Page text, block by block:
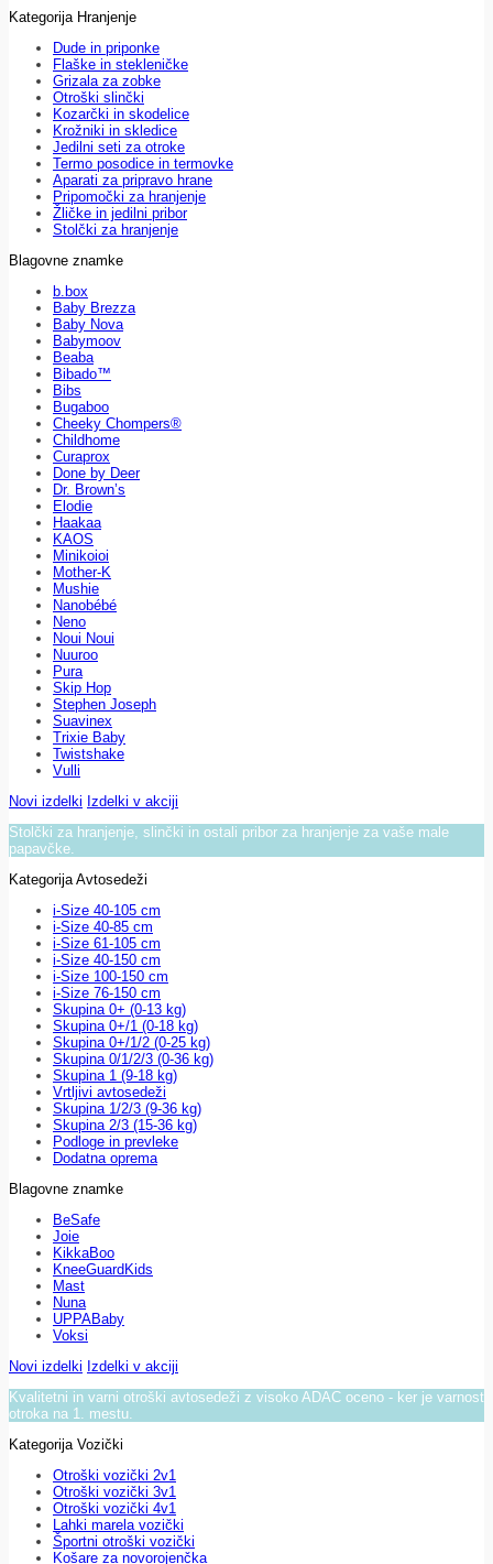
Kategorija Hranjenje
Dude in priponke
Flaške in stekleničke
Grizala za zobke
Otroški slinčki
Kozarčki in skodelice
Krožniki in skledice
Jedilni seti za otroke
Termo posodice in termovke
Aparati za pripravo hrane
Pripomočki za hranjenje
Žličke in jedilni pribor
Stolčki za hranjenje
Blagovne znamke
b.box
Baby Brezza
Baby Nova
Babymoov
Beaba
Bibado™
Bibs
Bugaboo
Cheeky Chompers®
Childhome
Curaprox
Done by Deer
Dr. Brown’s
Elodie
Haakaa
KAOS
Minikoioi
Mother-K
Mushie
Nanobébé
Neno
Noui Noui
Nuuroo
Pura
Skip Hop
Stephen Joseph
Suavinex
Trixie Baby
Twistshake
Vulli
Novi izdelki Izdelki v akciji
Stolčki za hranjenje, slinčki in ostali pribor za hranjenje za vaše male
papavčke.
Kategorija Avtosedeži
i-Size 40-105 cm
i-Size 40-85 cm
i-Size 61-105 cm
i-Size 40-150 cm
i-Size 100-150 cm
i-Size 76-150 cm
Skupina 0+ (0-13 kg)
Skupina 0+/1 (0-18 kg)
Skupina 0+/1/2 (0-25 kg)
Skupina 0/1/2/3 (0-36 kg)
Skupina 1 (9-18 kg)
Vrtljivi avtosedeži
Skupina 1/2/3 (9-36 kg)
Skupina 2/3 (15-36 kg)
Podloge in prevleke
Dodatna oprema
Blagovne znamke
BeSafe
Joie
KikkaBoo
KneeGuardKids
Mast
Nuna
UPPABaby
Voksi
Novi izdelki Izdelki v akciji
Kvalitetni in varni otroški avtosedeži z visoko ADAC oceno - ker je varnost
otroka na 1. mestu.
Kategorija Vozički
Otroški vozički 2v1
Otroški vozički 3v1
Otroški vozički 4v1
Lahki marela vozički
Športni otroški vozički
Košare za novorojenčka